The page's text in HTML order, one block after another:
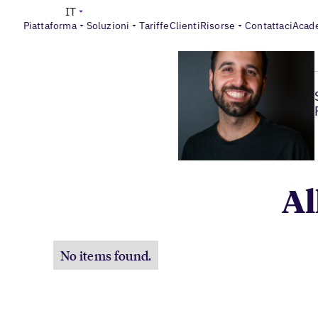
Piattaforma Soluzioni TariffeClientiRisorse Contattaci
IT
No items found.